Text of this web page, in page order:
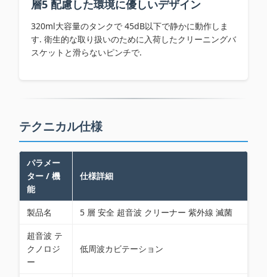
層5 配慮した環境に優しいデザイン
320ml大容量のタンクで 45dB以下で静かに動作しま
す. 衛生的な取り扱いのために入荷したクリーニングバ
スケットと滑らないピンチで.
テクニカル仕様
パラメー
ター / 機
能
仕様詳細
製品名 5 層 安全 超音波 クリーナー 紫外線 滅菌
超音波 テ
クノロジ
ー
低周波カビテーション